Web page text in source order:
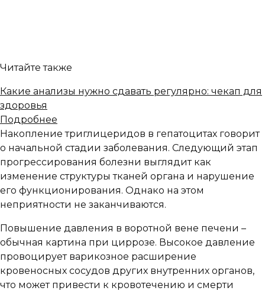
Читайте также
Какие анализы нужно сдавать регулярно: чекап для
здоровья
Подробнее
Накопление триглицеридов в гепатоцитах говорит
о начальной стадии заболевания. Следующий этап
прогрессирования болезни выглядит как
изменение структуры тканей органа и нарушение
его функционирования. Однако на этом
неприятности не заканчиваются.
Повышение давления в воротной вене печени –
обычная картина при циррозе. Высокое давление
провоцирует варикозное расширение
кровеносных сосудов других внутренних органов,
что может привести к кровотечению и смерти